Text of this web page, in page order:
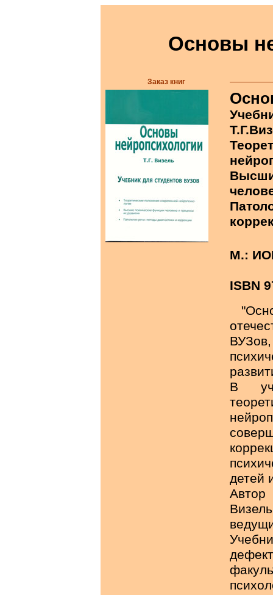
Основы
Заказ книг
М.:
ISBN
В
детей
Автор